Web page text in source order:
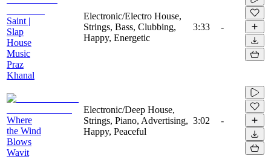
Saint |
Slap
House
Music
Praz
Khanal
Electronic/Electro House,
Strings, Bass, Clubbing,
Happy, Energetic
3:33 -
Where
the Wind
Blows
Wavit
Electronic/Deep House,
Strings, Piano, Advertising,
Happy, Peaceful
3:02 -